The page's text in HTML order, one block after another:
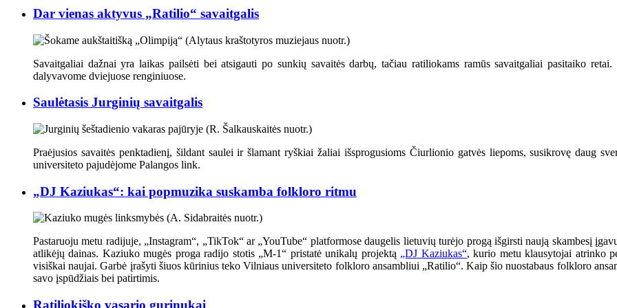
Dar vienas aktyvus „Ratilio“ savaitgalis
Savaitgaliai dažnai yra laikas pailsėti bei atsigauti po sunkių savaitės darbų, tačiau ratiliokams ramūs savaitgaliai pasitaiko
dalyvavome dviejuose renginiuose.
Saulėtasis Jurginių savaitgalis
Praėjusios savaitės penktadienį, šildant saulei ir šlamant ryškiai žaliai išsprogusioms Čiurlionio gatvės liepoms, susikrovę daug
universiteto pajudėjome Palangos link.
„DJ Kaziukas“: kai popmuzika suskamba folkloro ritmu
Pastaruoju metu radijuje, „Instagram“, „TikTok“ ar „YouTube“ platformose daugelis lietuvių turėjo progą išgirsti naują skambesį
atlikėjų dainas. Kaziuko mugės proga radijo stotis „M-1“ pristatė unikalų projektą „DJ Kaziukas“, kurio metu klausytojai atrinko
visiškai naujai. Garbė įrašyti šiuos kūrinius teko Vilniaus universiteto folkloro ansambliui „Ratilio“. Kaip šio nuostabaus folkloro
savo įspūdžiais bei patirtimis.
Ratiliokiško vasario gurinukai